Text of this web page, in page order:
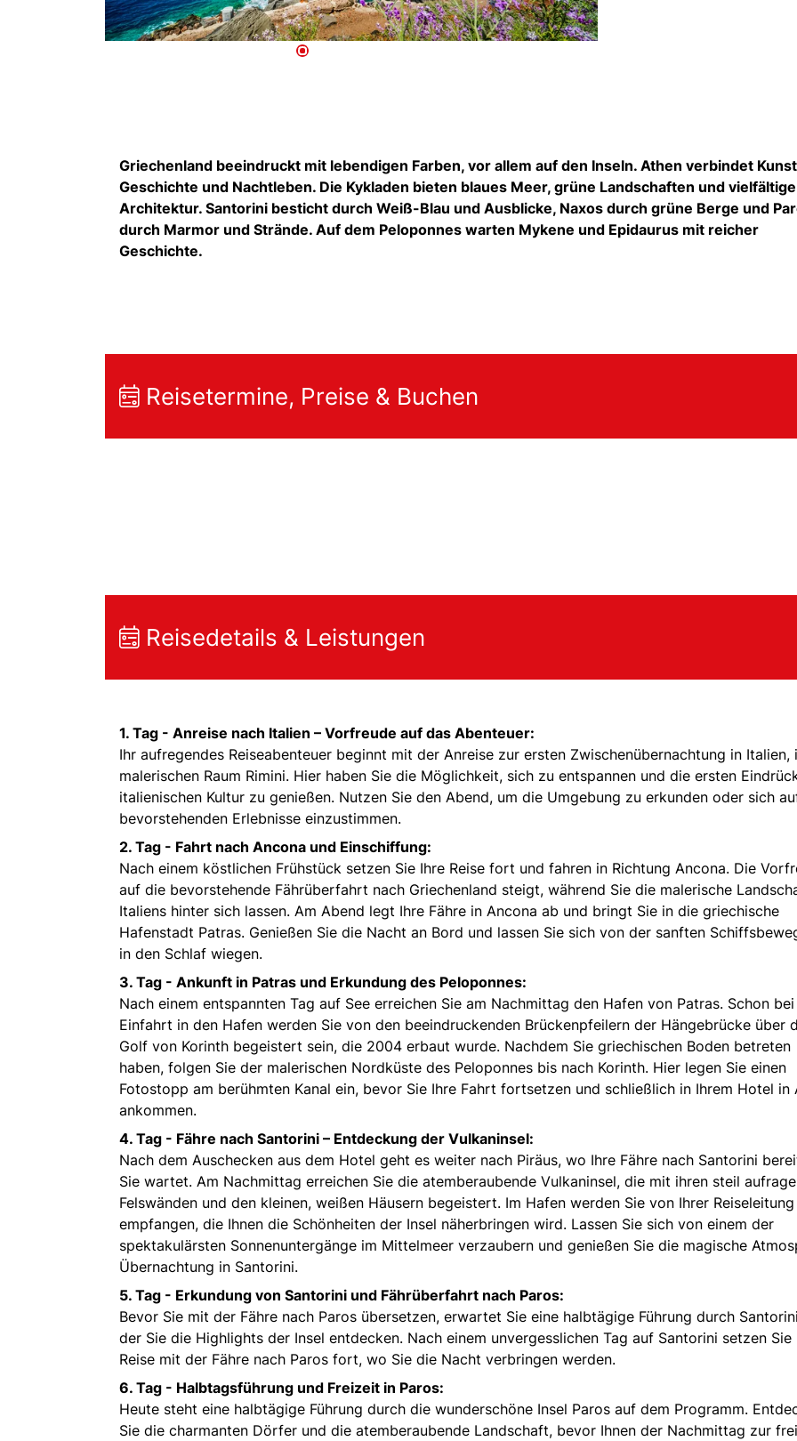
Griechenland beeindruckt mit lebendigen Farben, vor allem auf den Inseln. Athen verbindet
Geschichte und Nachtleben. Die Kykladen bieten blaues Meer, grüne Landschaften und vielfältige
Architektur. Santorini besticht durch Weiß-Blau und Ausblicke, Naxos durch grüne Berge und
durch Marmor und Strände. Auf dem Peloponnes warten Mykene und Epidaurus mit reicher
Geschichte.
Reisetermine, Preise & Buchen
Reisedetails & Leistungen
1. Tag - Anreise nach Italien – Vorfreude auf das Abenteuer:
Ihr aufregendes Reiseabenteuer beginnt mit der Anreise zur ersten Zwischenübernachtung in Italien,
malerischen Raum Rimini. Hier haben Sie die Möglichkeit, sich zu entspannen und die ersten
italienischen Kultur zu genießen. Nutzen Sie den Abend, um die Umgebung zu erkunden oder sich
bevorstehenden Erlebnisse einzustimmen.
2. Tag - Fahrt nach Ancona und Einschiffung:
Nach einem köstlichen Frühstück setzen Sie Ihre Reise fort und fahren in Richtung Ancona. Die
auf die bevorstehende Fährüberfahrt nach Griechenland steigt, während Sie die malerische
Italiens hinter sich lassen. Am Abend legt Ihre Fähre in Ancona ab und bringt Sie in die griechische
Hafenstadt Patras. Genießen Sie die Nacht an Bord und lassen Sie sich von der sanften
in den Schlaf wiegen.
3. Tag - Ankunft in Patras und Erkundung des Peloponnes:
Nach einem entspannten Tag auf See erreichen Sie am Nachmittag den Hafen von Patras. Schon
Einfahrt in den Hafen werden Sie von den beeindruckenden Brückenpfeilern der Hängebrücke über
Golf von Korinth begeistert sein, die 2004 erbaut wurde. Nachdem Sie griechischen Boden betreten
haben, folgen Sie der malerischen Nordküste des Peloponnes bis nach Korinth. Hier legen Sie einen
Fotostopp am berühmten Kanal ein, bevor Sie Ihre Fahrt fortsetzen und schließlich in Ihrem Hotel in
ankommen.
4. Tag - Fähre nach Santorini – Entdeckung der Vulkaninsel:
Nach dem Auschecken aus dem Hotel geht es weiter nach Piräus, wo Ihre Fähre nach Santorini
Sie wartet. Am Nachmittag erreichen Sie die atemberaubende Vulkaninsel, die mit ihren steil
Felswänden und den kleinen, weißen Häusern begeistert. Im Hafen werden Sie von Ihrer Reiseleitung
empfangen, die Ihnen die Schönheiten der Insel näherbringen wird. Lassen Sie sich von einem der
spektakulärsten Sonnenuntergänge im Mittelmeer verzaubern und genießen Sie die magische
Übernachtung in Santorini.
5. Tag - Erkundung von Santorini und Fährüberfahrt nach Paros:
Bevor Sie mit der Fähre nach Paros übersetzen, erwartet Sie eine halbtägige Führung durch
der Sie die Highlights der Insel entdecken. Nach einem unvergesslichen Tag auf Santorini setzen Sie
Reise mit der Fähre nach Paros fort, wo Sie die Nacht verbringen werden.
6. Tag - Halbtagsführung und Freizeit in Paros:
Heute steht eine halbtägige Führung durch die wunderschöne Insel Paros auf dem Programm.
Sie die charmanten Dörfer und die atemberaubende Landschaft, bevor Ihnen der Nachmittag zur